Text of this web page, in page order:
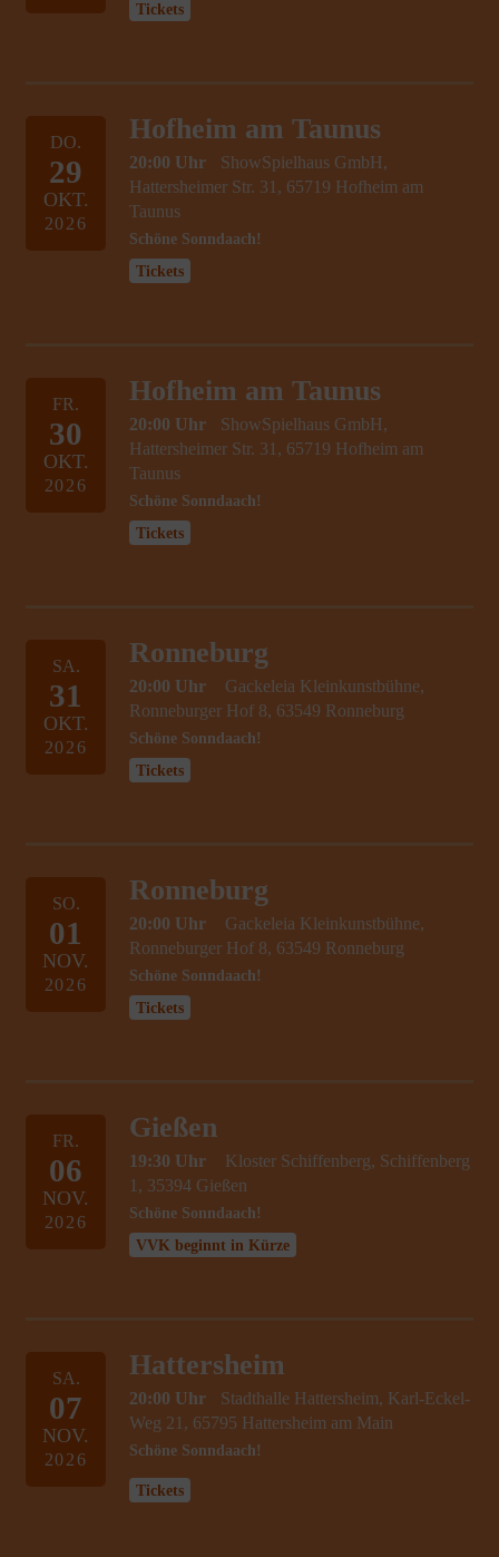
Tickets
DO.
29
OKT.
2026
Hofheim am Taunus
20:00 Uhr
ShowSpielhaus GmbH,
Hattersheimer Str. 31, 65719 Hofheim am
Taunus
Schöne Sonndaach!
Tickets
FR.
30
OKT.
2026
Hofheim am Taunus
20:00 Uhr
ShowSpielhaus GmbH,
Hattersheimer Str. 31, 65719 Hofheim am
Taunus
Schöne Sonndaach!
Tickets
SA.
31
OKT.
2026
Ronneburg
20:00 Uhr
Gackeleia Kleinkunstbühne,
Ronneburger Hof 8, 63549 Ronneburg
Schöne Sonndaach!
Tickets
SO.
01
NOV.
2026
Ronneburg
20:00 Uhr
Gackeleia Kleinkunstbühne,
Ronneburger Hof 8, 63549 Ronneburg
Schöne Sonndaach!
Tickets
FR.
06
NOV.
2026
Gießen
19:30 Uhr
Kloster Schiffenberg, Schiffenberg
1, 35394 Gießen
Schöne Sonndaach!
VVK beginnt in Kürze
SA.
07
NOV.
2026
Hattersheim
20:00 Uhr
Stadthalle Hattersheim, Karl-Eckel-
Weg 21, 65795 Hattersheim am Main
Schöne Sonndaach!
Tickets